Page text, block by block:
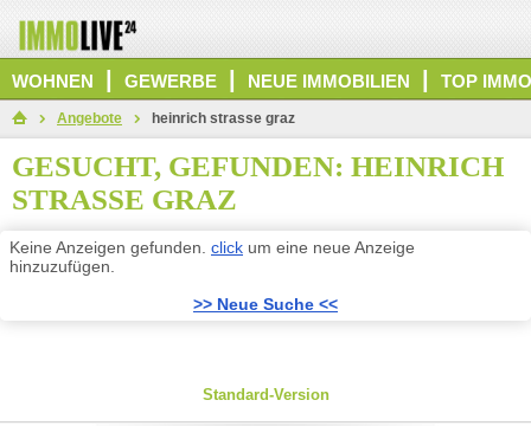
WOHNEN GEWERBE NEUE IMMOBILIEN TOP
Angebote heinrich strasse graz
GESUCHT, GEFUNDEN: HEINRICH
STRASSE GRAZ
Keine Anzeigen gefunden. click um eine neue Anzeige
hinzuzufügen.
>> Neue Suche <<
Standard-Version